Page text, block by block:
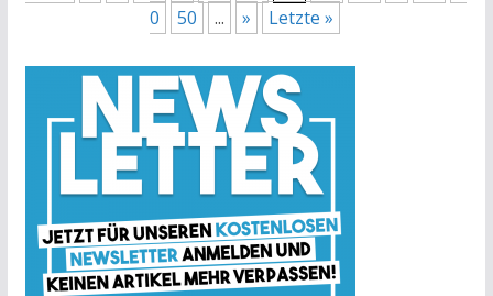
0
50 ... » Letzte »